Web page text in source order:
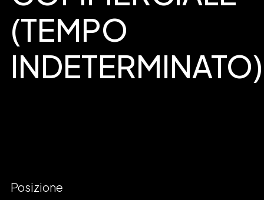
(TEMPO
INDETERMINATO)
Posizione